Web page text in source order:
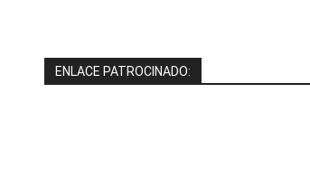
ENLACE PATROCINADO: